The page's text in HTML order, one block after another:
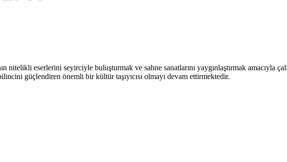
eserlerini seyirciyle buluşturmak ve sahne sanatlarını yaygınlaştırmak amacıyla
güçlendiren önemli bir kültür taşıyıcısı olmayı devam ettirmektedir.